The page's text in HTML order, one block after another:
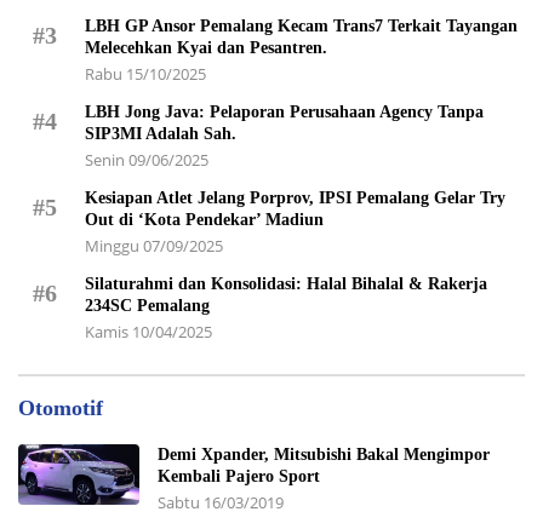
#3
LBH GP Ansor Pemalang Kecam Trans7 Terkait Tayangan
Melecehkan Kyai dan Pesantren.
Rabu 15/10/2025
#4
LBH Jong Java: Pelaporan Perusahaan Agency Tanpa
SIP3MI Adalah Sah.
Senin 09/06/2025
#5
Kesiapan Atlet Jelang Porprov, IPSI Pemalang Gelar Try
Out di ‘Kota Pendekar’ Madiun
Minggu 07/09/2025
#6
Silaturahmi dan Konsolidasi: Halal Bihalal & Rakerja
234SC Pemalang
Kamis 10/04/2025
Otomotif
Demi Xpander, Mitsubishi Bakal Mengimpor
Kembali Pajero Sport
Sabtu 16/03/2019